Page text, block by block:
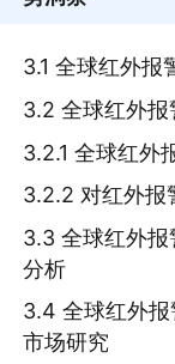
3.1 全球红外报
3.2 全球红外
3.2.1 全球红外
3.2.2 对红外报
3.3 全球红外
分析
3.4 全球红外
市场研究